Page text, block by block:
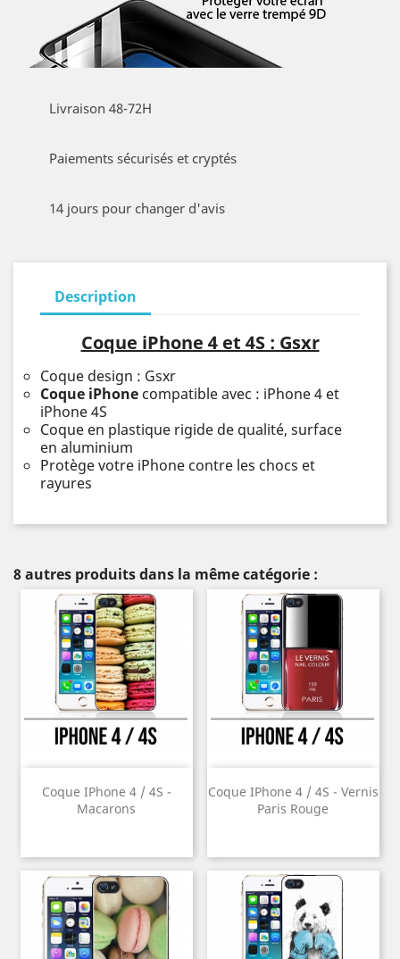
Livraison 48-72H
Paiements sécurisés et cryptés
14 jours pour changer d'avis
Description
Coque iPhone 4 et 4S : Gsxr
Coque design : Gsxr
Coque iPhone compatible avec : iPhone 4 et
iPhone 4S
Coque en plastique rigide de qualité, surface
en aluminium
Protège votre iPhone contre les chocs et
rayures
8 autres produits dans la même catégorie :
Coque IPhone 4 / 4S -
Macarons
Coque IPhone 4 / 4S - Vernis
Paris Rouge